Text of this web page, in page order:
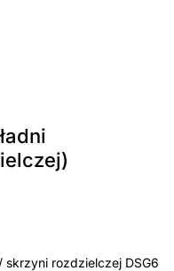
skrzyni rozdzielczej DSG6